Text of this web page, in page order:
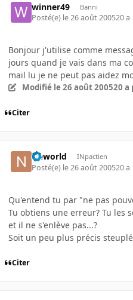
winner49 Banni
Posté(e) le 26 août 200520 a
Bonjour j'utilise comme
jours quand je vais dans ma
mail lu je ne peut pas aidez
Modifié le 26 août 200520 a
Citer
Neworld INpactien
Posté(e) le 26 août 200520 a
Qu'entend tu par "ne pas
Tu obtiens une erreur? Tu les
et il ne s'enlève pas...?
Soit un peu plus précis
Citer